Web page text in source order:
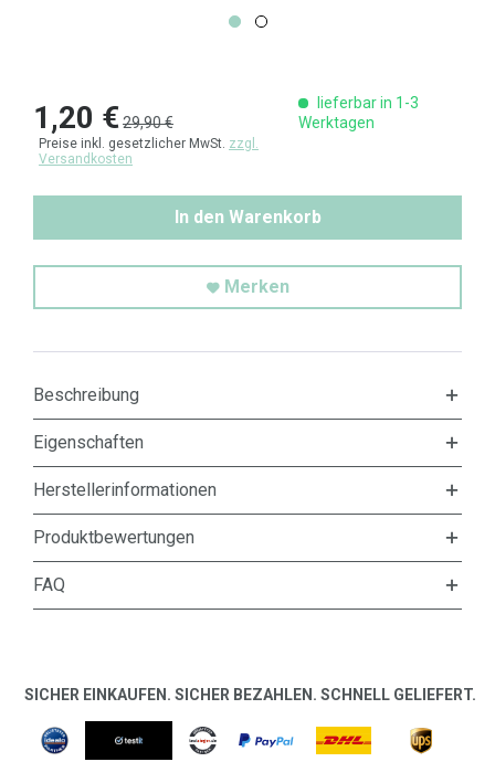
1,20 €29,90 €
Preise inkl. gesetzlicher MwSt. zzgl.
Versandkosten
lieferbar in 1-3
Werktagen
In den Warenkorb
Merken
Beschreibung
Eigenschaften
Herstellerinformationen
Produktbewertungen
FAQ
SICHER EINKAUFEN. SICHER BEZAHLEN. SCHNELL GELIEFERT.